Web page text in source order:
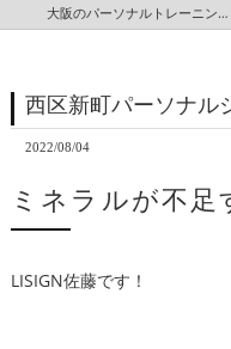
大阪のパーソナルトレーニングはLISIGN
西区新町パーソナル
2022/08/04
ミネラルが不足
LISIGN佐藤です！